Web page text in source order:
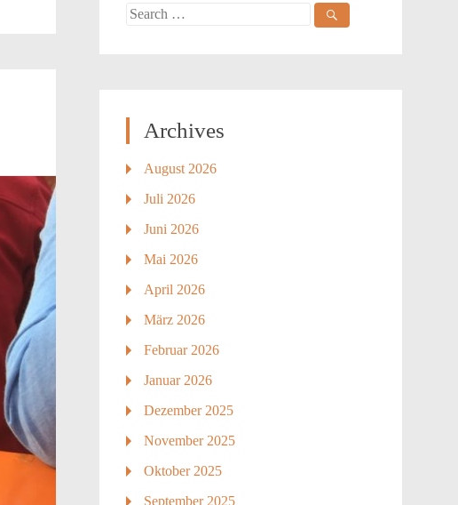
Search
Archives
August 2026
Juli 2026
Juni 2026
Mai 2026
April 2026
März 2026
Februar 2026
Januar 2026
Dezember 2025
November 2025
Oktober 2025
September 2025